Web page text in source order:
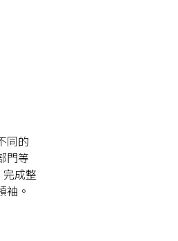
同的
門等
完成整
袖。